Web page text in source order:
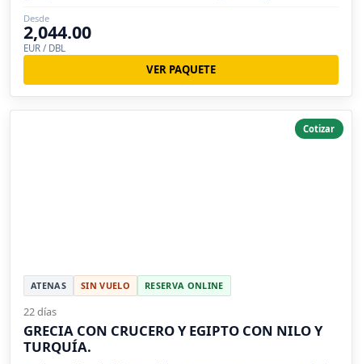
Desde
2,044.00
EUR / DBL
VER PAQUETE
Cotizar
ATENAS SIN VUELO RESERVA ONLINE
22 días
GRECIA CON CRUCERO Y EGIPTO CON NILO Y
TURQUÍA.